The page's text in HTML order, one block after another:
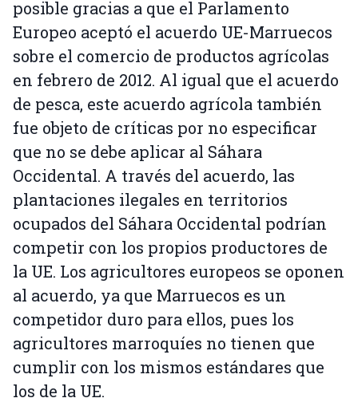
posible gracias a que el Parlamento
Europeo aceptó el acuerdo UE-Marruecos
sobre el comercio de productos agrícolas
en febrero de 2012. Al igual que el acuerdo
de pesca, este acuerdo agrícola también
fue objeto de críticas por no especificar
que no se debe aplicar al Sáhara
Occidental. A través del acuerdo, las
plantaciones ilegales en territorios
ocupados del Sáhara Occidental podrían
competir con los propios productores de
la UE. Los agricultores europeos se oponen
al acuerdo, ya que Marruecos es un
competidor duro para ellos, pues los
agricultores marroquíes no tienen que
cumplir con los mismos estándares que
los de la UE.